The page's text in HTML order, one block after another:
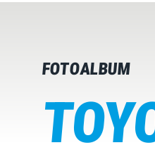
FOTOALBUM